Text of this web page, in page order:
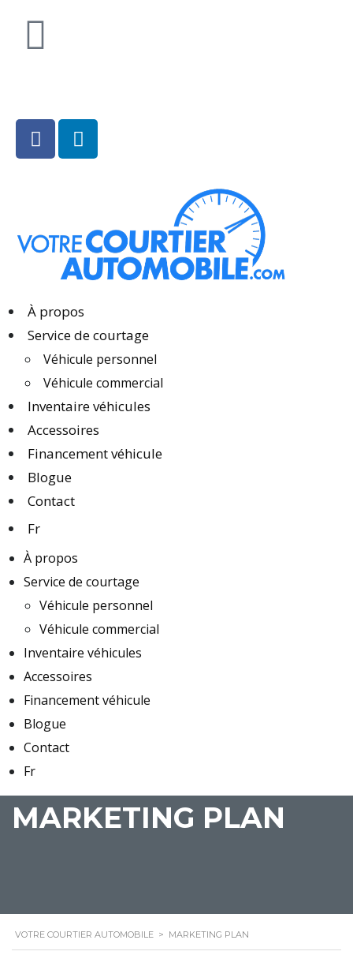
À propos
Service de courtage
Véhicule personnel
Véhicule commercial
Inventaire véhicules
Accessoires
Financement véhicule
Blogue
Contact
Fr
À propos
Service de courtage
Véhicule personnel
Véhicule commercial
Inventaire véhicules
Accessoires
Financement véhicule
Blogue
Contact
Fr
MARKETING PLAN
VOTRE COURTIER AUTOMOBILE > MARKETING PLAN